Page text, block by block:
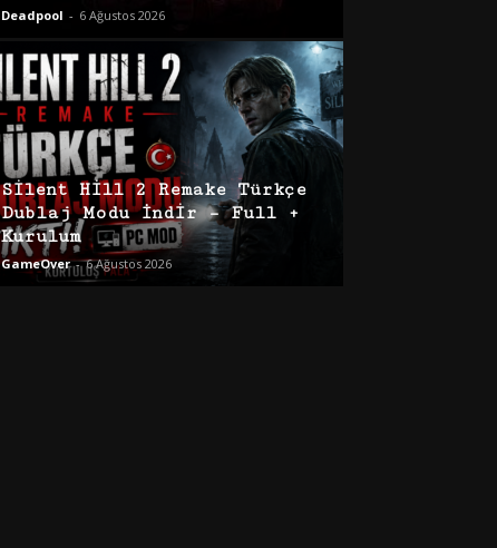
Deadpool - 6 Ağustos 2026
Silent Hill 2 Remake Türkçe
Dublaj Modu İndir – Full +
Kurulum
GameOver - 6 Ağustos 2026